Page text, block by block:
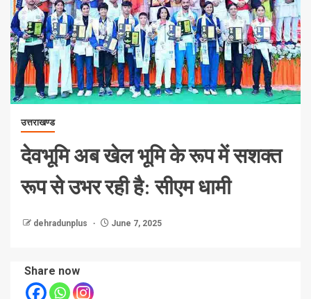
उत्तराखण्ड
देवभूमि अब खेल भूमि के रूप में सशक्त
रूप से उभर रही है: सीएम धामी
dehradunplus June 7, 2025
Share now